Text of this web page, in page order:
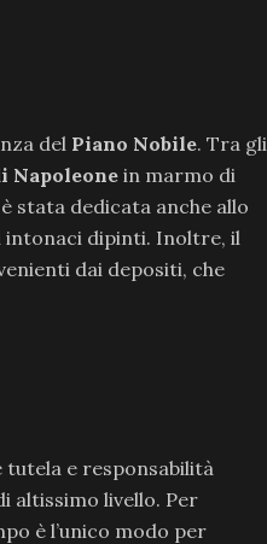
del Piano Nobile. Tra gli
Napoleonein marmo di
stata dedicata anche allo
intonaci dipinti. Inoltre, il
dai depositi, che
tutela e responsabilità
altissimo livello. Per
è l’unico modo per